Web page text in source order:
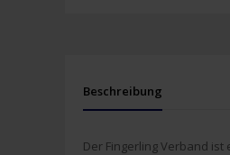
Beschreibung
Der Fingerling Verband